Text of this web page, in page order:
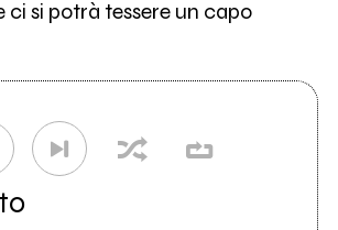
ci si potrà tessere un capo